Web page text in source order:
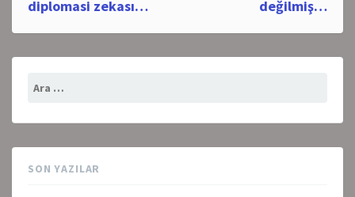
değilmiş…
diplomasi zekası…
SON YAZILAR